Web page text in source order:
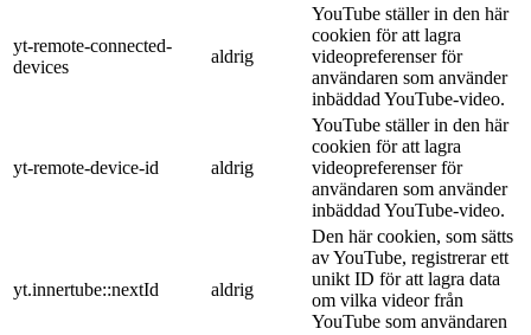
yt-remote-connected-
devices
aldrig
YouTube ställer in den här
cookien för att lagra
videopreferenser för
användaren som använder
inbäddad YouTube-video.
yt-remote-device-id aldrig
YouTube ställer in den här
cookien för att lagra
videopreferenser för
användaren som använder
inbäddad YouTube-video.
yt.innertube::nextId aldrig
Den här cookien, som sätts
av YouTube, registrerar ett
unikt ID för att lagra data
om vilka videor från
YouTube som användaren